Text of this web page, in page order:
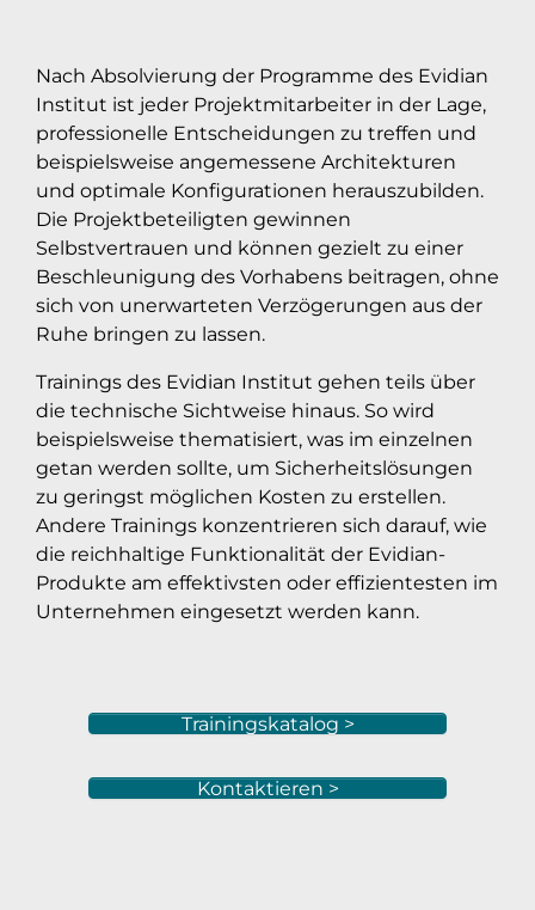
Nach Absolvierung der Programme des Evidian
Institut ist jeder Projektmitarbeiter in der Lage,
professionelle Entscheidungen zu treffen und
beispielsweise angemessene Architekturen
und optimale Konfigurationen herauszubilden.
Die Projektbeteiligten gewinnen
Selbstvertrauen und können gezielt zu einer
Beschleunigung des Vorhabens beitragen, ohne
sich von unerwarteten Verzögerungen aus der
Ruhe bringen zu lassen.
Trainings des Evidian Institut gehen teils über
die technische Sichtweise hinaus. So wird
beispielsweise thematisiert, was im einzelnen
getan werden sollte, um Sicherheitslösungen
zu geringst möglichen Kosten zu erstellen.
Andere Trainings konzentrieren sich darauf, wie
die reichhaltige Funktionalität der Evidian-
Produkte am effektivsten oder effizientesten im
Unternehmen eingesetzt werden kann.
Trainingskatalog >
Kontaktieren >